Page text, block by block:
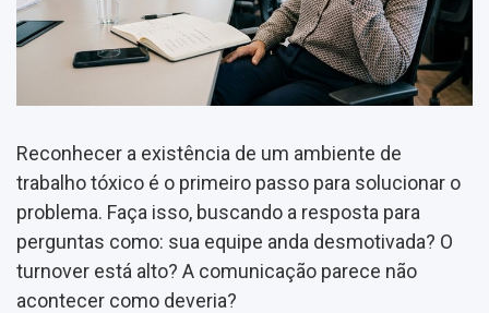
Reconhecer a existência de um ambiente de
trabalho tóxico é o primeiro passo para solucionar o
problema. Faça isso, buscando a resposta para
perguntas como: sua equipe anda desmotivada? O
turnover está alto? A comunicação parece não
acontecer como deveria?